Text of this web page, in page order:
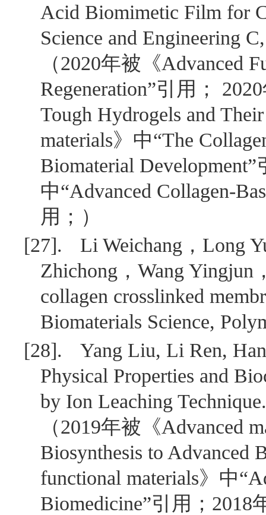
Acid Biomimetic Film for
Science and Engineering
（2020年被《Advanced
Regeneration”引用； 2020
Tough Hydrogels and
materials》中“The
Biomaterial Development”
中“Advanced Collagen-
用；）
[27].
Li Weichang ， Long
Zhichong ， Wang Yingjun
collagen crosslinked
Biomaterials Science,
[28].
Yang Liu, Li Ren,
Physical Properties and
by Ion Leaching
（2019年被《Advanced
Biosynthesis to Advanced
functional materials》中“
Biomedicine”引用； 2018